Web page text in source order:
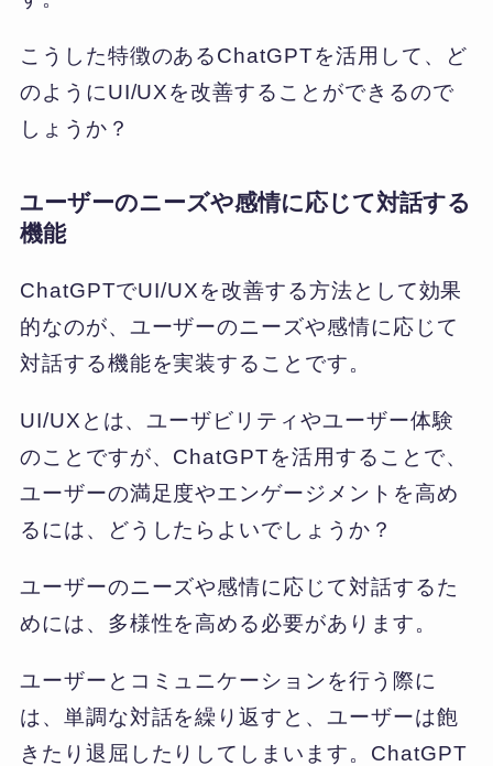
こうした特徴のあるChatGPTを活用して、ど
のようにUI/UXを改善することができるので
しょうか？
ユーザーのニーズや感情に応じて対話する
機能
ChatGPTでUI/UXを改善する方法として効果
的なのが、ユーザーのニーズや感情に応じて
対話する機能を実装することです。
UI/UXとは、ユーザビリティやユーザー体験
のことですが、ChatGPTを活用することで、
ユーザーの満足度やエンゲージメントを高め
るには、どうしたらよいでしょうか？
ユーザーのニーズや感情に応じて対話するた
めには、多様性を高める必要があります。
ユーザーとコミュニケーションを行う際に
は、単調な対話を繰り返すと、ユーザーは飽
きたり退屈したりしてしまいます。ChatGPT